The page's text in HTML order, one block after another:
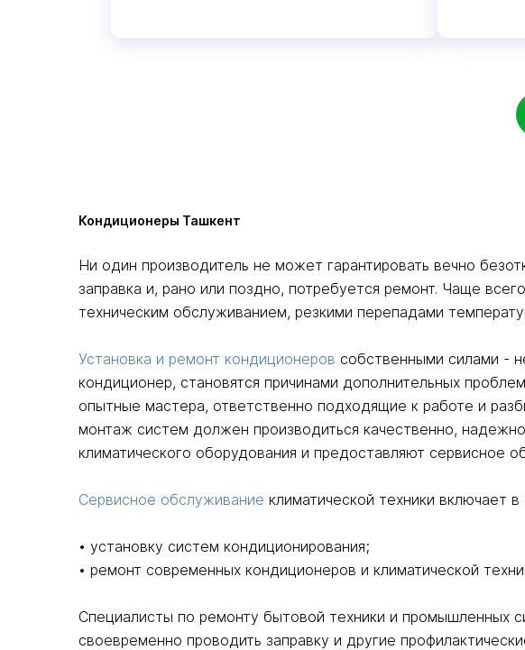
Кондиционеры Ташкент
Ни один производитель не может гарантировать вечно
заправка и, рано или поздно, потребуется ремонт. Чаще
техническим обслуживанием, резкими перепадами
Установка и ремонт кондиционеров собственными силами -
кондиционер, становятся причинами дополнительных
опытные мастера, ответственно подходящие к работе и
монтаж систем должен производиться качественно,
климатического оборудования и предоставляют сервисное
Сервисное обслуживание климатической техники включает в
• установку систем кондиционирования;
• ремонт современных кондиционеров и климатической
Специалисты по ремонту бытовой техники и промышленных
своевременно проводить заправку и другие